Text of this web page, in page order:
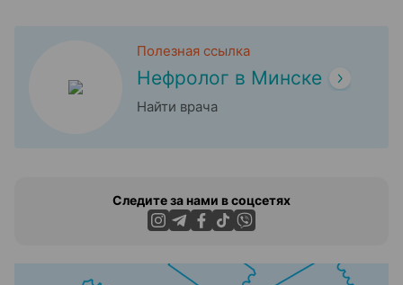
Полезная ссылка
Нефролог в Минске
Найти врача
Следите за нами в соцсетях